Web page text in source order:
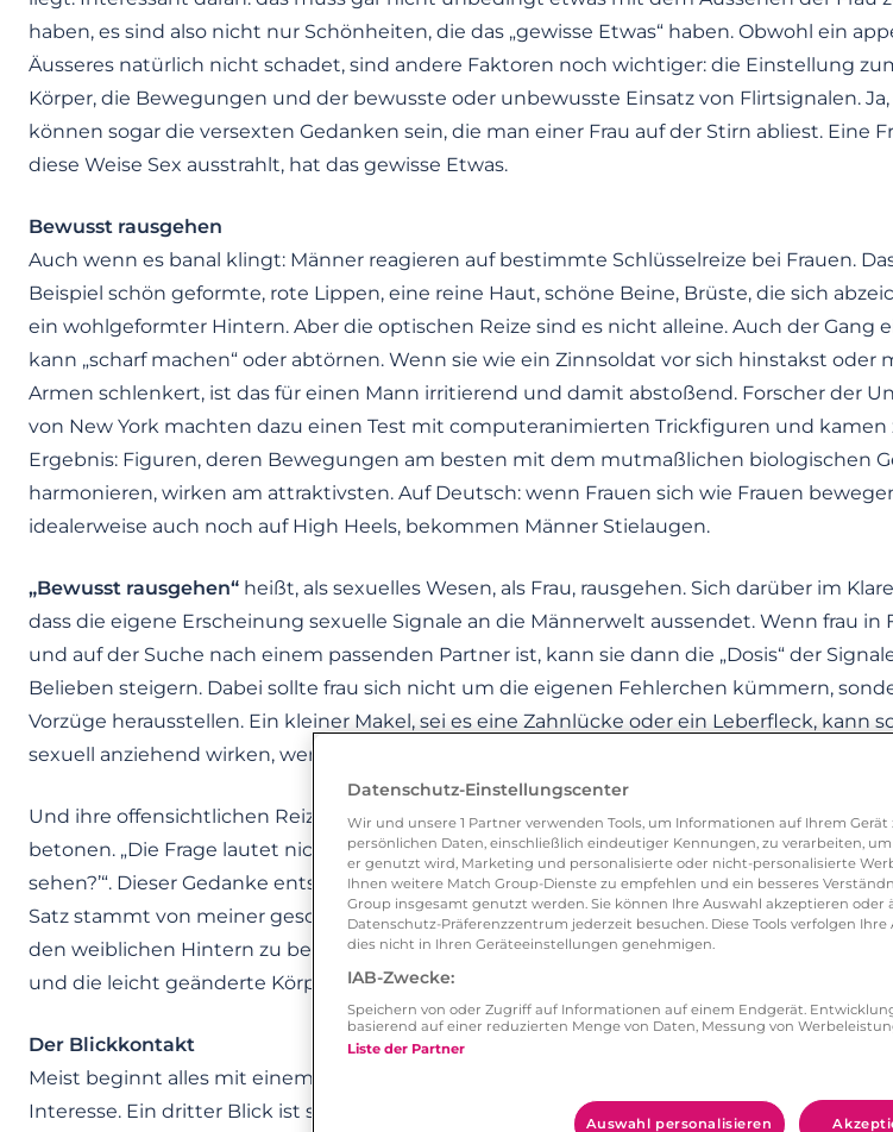
haben, es sind also nicht nur Schönheiten, die das „gewisse Etwas“ haben. Obwohl ein
Äusseres natürlich nicht schadet, sind andere Faktoren noch wichtiger: die Einstellung
Körper, die Bewegungen und der bewusste oder unbewusste Einsatz von Flirtsignalen. Ja,
können sogar die versexten Gedanken sein, die man einer Frau auf der Stirn abliest. Eine
diese Weise Sex ausstrahlt, hat das gewisse Etwas.
Bewusst rausgehen
Auch wenn es banal klingt: Männer reagieren auf bestimmte Schlüsselreize bei Frauen.
Beispiel schön geformte, rote Lippen, eine reine Haut, schöne Beine, Brüste, die sich
ein wohlgeformter Hintern. Aber die optischen Reize sind es nicht alleine. Auch der Gang
kann „scharf machen“ oder abtörnen. Wenn sie wie ein Zinnsoldat vor sich hinstakst oder
Armen schlenkert, ist das für einen Mann irritierend und damit abstoßend. Forscher der
von New York machten dazu einen Test mit computeranimierten Trickfiguren und kamen
Ergebnis: Figuren, deren Bewegungen am besten mit dem mutmaßlichen biologischen
harmonieren, wirken am attraktivsten. Auf Deutsch: wenn Frauen sich wie Frauen
idealerweise auch noch auf High Heels, bekommen Männer Stielaugen.
„Bewusst rausgehen“ heißt, als sexuelles Wesen, als Frau, rausgehen. Sich darüber im
dass die eigene Erscheinung sexuelle Signale an die Männerwelt aussendet. Wenn frau in
und auf der Suche nach einem passenden Partner ist, kann sie dann die „Dosis“ der
Belieben steigern. Dabei sollte frau sich nicht um die eigenen Fehlerchen kümmern,
Vorzüge herausstellen. Ein kleiner Makel, sei es eine Zahnlücke oder ein Leberfleck, kann
sexuell anziehend wirken, wenn das Gesamtpaket stimmt.
Und ihre offensichtlichen Reize sollte eine Frau, die auf Männerfang ist, nicht verbergen,
betonen. „Die Frage lautet nicht: ‚Ist mein Po zu groß?‘ , sondern: ‚Können Männer ihn gut
sehen?’“. Dieser Gedanke entspringt jetzt nicht meinem Männergehirn, sondern der
Satz stammt von meiner geschätzten Kollegin und Flirtexpertin Nina Deißler. Prima
den weiblichen Hintern zu betonen, sind hochhackige Schuhe, denn durch die Streckung
und die leicht geänderte Körperhaltung wirkt er damit um rund 25 Prozent üppiger.
Der Blickkontakt
Meist beginnt alles mit einem Blick. Eine Frau, die einen Mann mehr als einmal anschaut,
Interesse. Ein dritter Blick ist schon fast ein Wurf mit dem Lasso. Viele Männer
Datenschutz-Einstellungscenter
Wir und unsere 1 Partner verwenden Tools, um Informationen auf Ihrem
persönlichen Daten, einschließlich eindeutiger Kennungen, zu verarbeiten,
er genutzt wird, Marketing und personalisierte oder nicht-personalisierte
Ihnen weitere Match Group-Dienste zu empfehlen und ein besseres
Group insgesamt genutzt werden. Sie können Ihre Auswahl akzeptieren oder
Datenschutz-Präferenzzentrum jederzeit besuchen. Diese Tools verfolgen
dies nicht in Ihren Geräteeinstellungen genehmigen.
IAB-Zwecke:
Speichern von oder Zugriff auf Informationen auf einem Endgerät.
basierend auf einer reduzierten Menge von Daten, Messung von
Liste der Partner
Auswahl personalisieren